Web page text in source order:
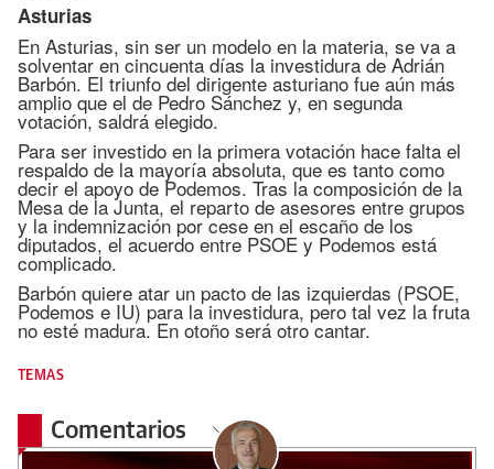
Asturias
En Asturias, sin ser un modelo en la materia, se va a
solventar en cincuenta días la investidura de Adrián
Barbón. El triunfo del dirigente asturiano fue aún más
amplio que el de Pedro Sánchez y, en segunda
votación, saldrá elegido.
Para ser investido en la primera votación hace falta el
respaldo de la mayoría absoluta, que es tanto como
decir el apoyo de Podemos. Tras la composición de la
Mesa de la Junta, el reparto de asesores entre grupos
y la indemnización por cese en el escaño de los
diputados, el acuerdo entre PSOE y Podemos está
complicado.
Barbón quiere atar un pacto de las izquierdas (PSOE,
Podemos e IU) para la investidura, pero tal vez la fruta
no esté madura. En otoño será otro cantar.
TEMAS
Comentarios